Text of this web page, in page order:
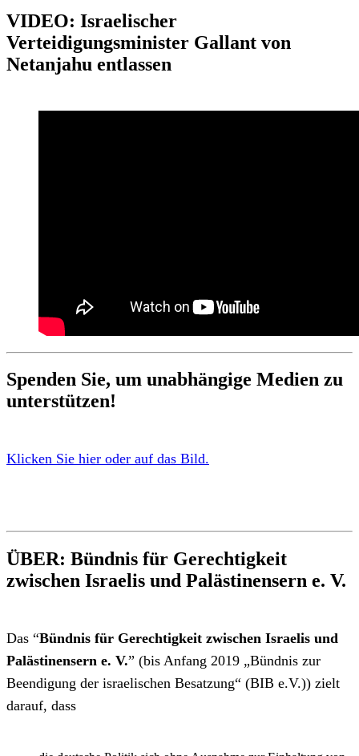
VIDEO: Israelischer
Verteidigungsminister Gallant von
Netanjahu entlassen
Spenden Sie, um unabhängige Medien zu
unterstützen!
Klicken Sie hier oder auf das Bild.
ÜBER: Bündnis für Gerechtigkeit
zwischen Israelis und Palästinensern e. V.
Das “Bündnis für Gerechtigkeit zwischen Israelis und
Palästinensern e. V.” (bis Anfang 2019 „Bündnis zur
Beendigung der israelischen Besatzung“ (BIB e.V.)) zielt
darauf, dass